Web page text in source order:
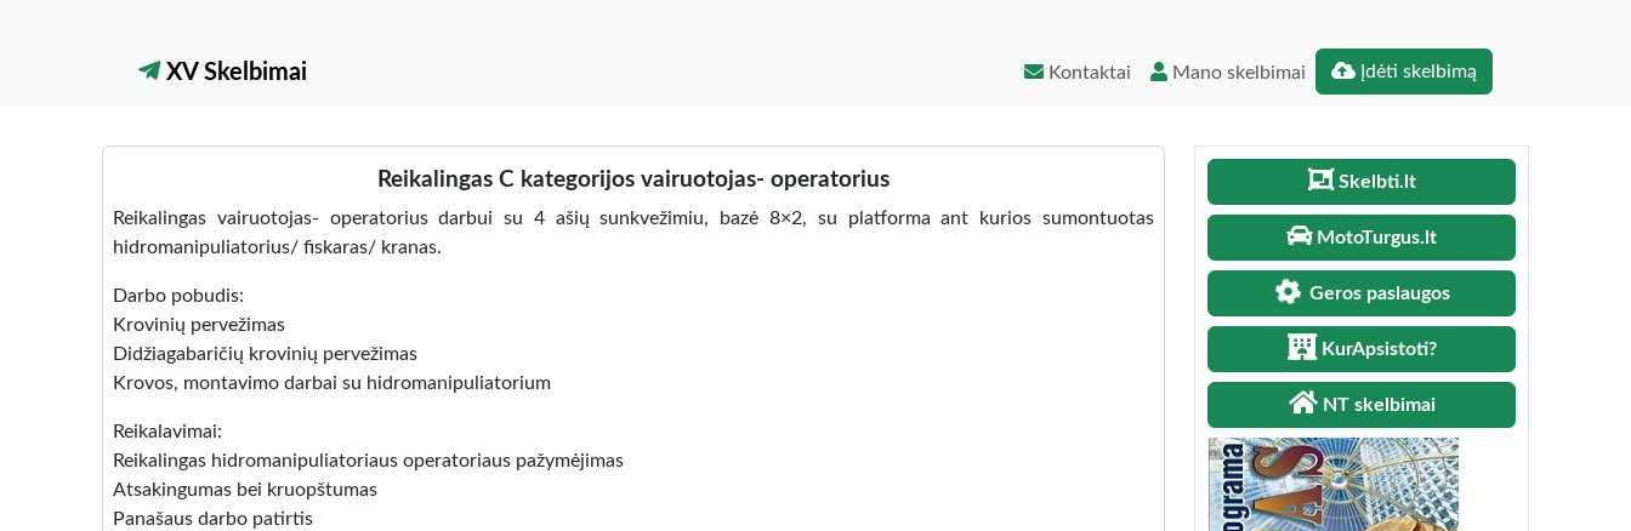
XV Skelbimai Kontaktai Mano skelbimai Įdėti skelbimą
Reikalingas C kategorijos vairuotojas- operatorius
Reikalingas vairuotojas- operatorius darbui su 4 ašių sunkvežimiu, bazė 8×2, su platforma ant kurios sumontuotas
hidromanipuliatorius/ fiskaras/ kranas.
Darbo pobudis:
Krovinių pervežimas
Didžiagabaričių krovinių pervežimas
Krovos, montavimo darbai su hidromanipuliatorium
Reikalavimai:
Reikalingas hidromanipuliatoriaus operatoriaus pažymėjimas
Atsakingumas bei kruopštumas
Panašaus darbo patirtis
Skelbti.lt
MotoTurgus.lt
Geros paslaugos
KurApsistoti?
NT skelbimai